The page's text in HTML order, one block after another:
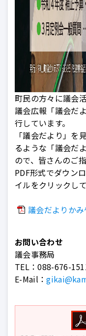
町民の方々に議会
議会広報「議会だ
行しています。
「議会だより」を
るような「議会だ
ので、皆さんのご
PDF形式でダウン
イルをクリックし
議会だよりか
お問い合わせ
議会事務局
TEL：088-676-
E-Mail：